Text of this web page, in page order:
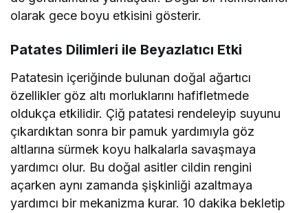
olarak gece boyu etkisini gösterir.
Patates Dilimleri ile Beyazlatıcı Etki
Patatesin içeriğinde bulunan doğal ağartıcı
özellikler göz altı morluklarını hafifletmede
oldukça etkilidir. Çiğ patatesi rendeleyip suyunu
çıkardıktan sonra bir pamuk yardımıyla göz
altlarına sürmek koyu halkalarla savaşmaya
yardımcı olur. Bu doğal asitler cildin rengini
açarken aynı zamanda şişkinliği azaltmaya
yardımcı bir mekanizma kurar. 10 dakika bekletip